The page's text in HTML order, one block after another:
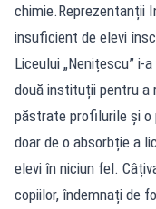
chimie.Reprezentanții
insuficient de elevi
Liceului „Nenițescu” i-
două instituții pentru a
păstrate profilurile și o
doar de o absorbție a
elevi în niciun fel.
copiilor, îndemnați de